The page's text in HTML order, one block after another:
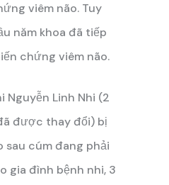
viêm não. Tuy
năm khoa đã tiếp
chứng viêm não.
Nguyễn Linh Nhi (2
được thay đổi) bị
sau cúm đang phải
gia đình bệnh nhi, 3